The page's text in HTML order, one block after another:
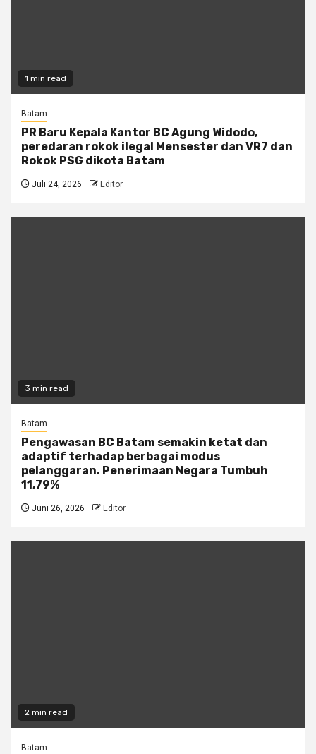
1 min read
Batam
PR Baru Kepala Kantor BC Agung Widodo,
peredaran rokok ilegal Mensester dan VR7 dan
Rokok PSG dikota Batam
Juli 24, 2026 Editor
3 min read
Batam
Pengawasan BC Batam semakin ketat dan
adaptif terhadap berbagai modus
pelanggaran. Penerimaan Negara Tumbuh
11,79%
Juni 26, 2026 Editor
2 min read
Batam